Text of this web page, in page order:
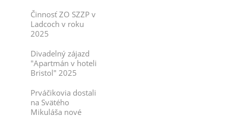
Činnosť ZO SZZP v
Ladcoch v roku
2025
Divadelný zájazd
"Apartmán v hoteli
Bristol" 2025
Prváčikovia dostali
na Svätého
Mikuláša nové